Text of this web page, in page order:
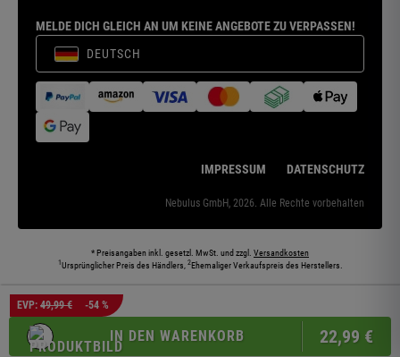
EVP: 49,99 € -54 %
IN DEN WARENKORB 22,99 €
MELDE DICH GLEICH AN UM KEINE ANGEBOTE ZU VERPASSEN!
DEUTSCH
IMPRESSUM DATENSCHUTZ
Nebulus GmbH, 2026. Alle Rechte vorbehalten
* Preisangaben inkl. gesetzl. MwSt. und zzgl. Versandkosten
1Ursprünglicher Preis des Händlers, 2Ehemaliger Verkaufspreis des Herstellers.
Die abgebildeten Models und Umgebungen können teilweise KI-generiert sein. Die
dargestellten Produkte entsprechen den angebotenen Artikeln.